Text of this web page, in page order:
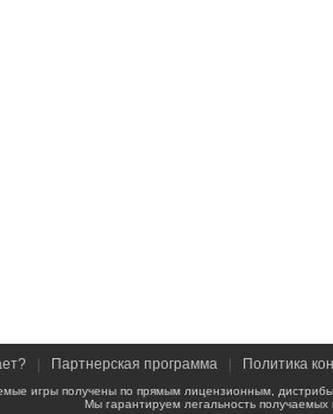
Партнерская программа Политика
игры получены по прямым лицензионным,
Мы гарантируем легальность получаемых